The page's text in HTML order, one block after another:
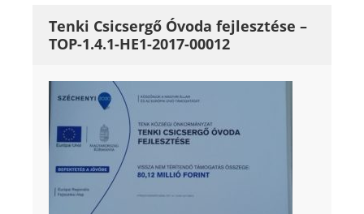
Tenki Csicsergő Óvoda fejlesztése –
TOP-1.4.1-HE1-2017-00012